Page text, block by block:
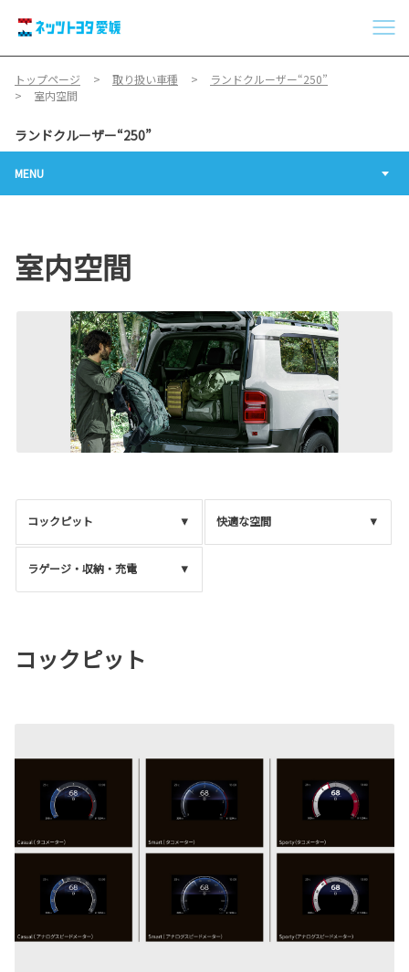
トップページ 取り扱い車種
ランドクルーザー“250”
室内空間
ランドクルーザー“250”
MENU
室内空間
コックピット 快適な空間
ラゲージ・収納・充電
コックピット